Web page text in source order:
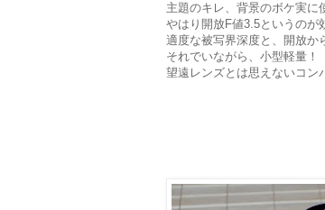
主題のキレ、背景のボケ実に
やはり開放F値3.5というのが
適度な被写界深度と、開放か
それでいながら、小型軽量！
望遠レンズとは思えないコン